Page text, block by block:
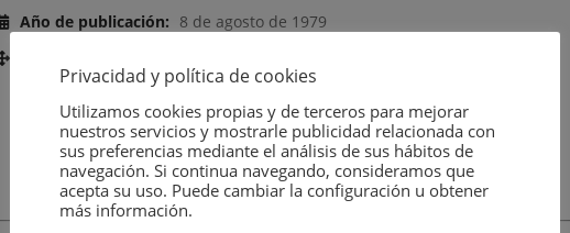
Año de publicación: 8 de agosto de 1979
Privacidad y política de cookies
Utilizamos cookies propias y de terceros para mejorar
nuestros servicios y mostrarle publicidad relacionada con
sus preferencias mediante el análisis de sus hábitos de
navegación. Si continua navegando, consideramos que
acepta su uso. Puede cambiar la configuración u obtener
más información.